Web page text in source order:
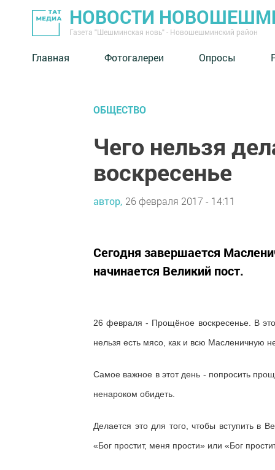
НОВОСТИ
Газета "Шешминская новь" - Новошешминский район
Главная Фотогалереи Опросы
ОБЩЕСТВО
Чего нельзя
воскресенье
автор, 26 февраля 2017 - 14:11
Сегодня завершается
начинается Великий пост.
26 февраля - Прощёное воскресенье. В
нельзя есть мясо, как и всю Масленичную
Самое важное в этот день - попросить
ненароком обидеть.
Делается это для того, чтобы вступить в
«Бог простит, меня прости» или «Бог